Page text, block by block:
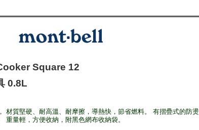
Square 12
0.8L
材質堅硬、耐高溫、耐摩擦，導熱快，節省燃料。 有摺疊式的防燙
重量輕，方便收納，附黑色網布收納袋。